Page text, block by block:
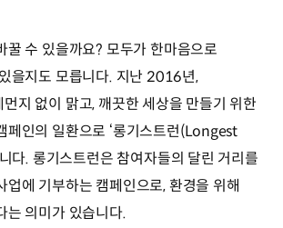
꿀 수 있을까요? 모두가 한마음으로
을지도 모릅니다. 지난 2016년,
지 없이 맑고, 깨끗한 세상을 만들기 위한
페인의 일환으로 ‘롱기스트런(Longest
다. 롱기스트런은 참여자들의 달린 거리를
업에 기부하는 캠페인으로, 환경을 위해
는 의미가 있습니다.